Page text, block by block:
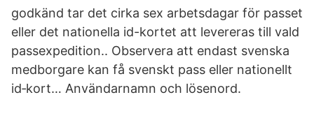
godkänd tar det cirka sex arbetsdagar för passet
eller det nationella id-kortet att levereras till vald
passexpedition.. Observera att endast svenska
medborgare kan få svenskt pass eller nationellt
id‑kort… Användarnamn och lösenord.